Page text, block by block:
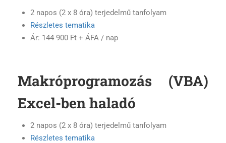
2 napos (2 x 8 óra) terjedelmű tanfolyam
Részletes tematika
Ár: 144 900 Ft + ÁFA / nap
Makróprogramozás (VBA)
Excel-ben haladó
2 napos (2 x 8 óra) terjedelmű tanfolyam
Részletes tematika